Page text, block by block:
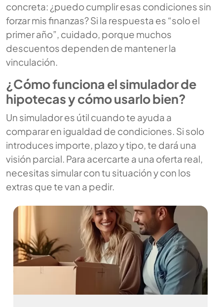
concreta: ¿puedo cumplir esas condiciones sin
forzar mis finanzas? Si la respuesta es “solo el
primer año”, cuidado, porque muchos
descuentos dependen de mantener la
vinculación.
¿Cómo funciona el simulador de
hipotecas y cómo usarlo bien?
Un simulador es útil cuando te ayuda a
comparar en igualdad de condiciones. Si solo
introduces importe, plazo y tipo, te dará una
visión parcial. Para acercarte a una oferta real,
necesitas simular con tu situación y con los
extras que te van a pedir.